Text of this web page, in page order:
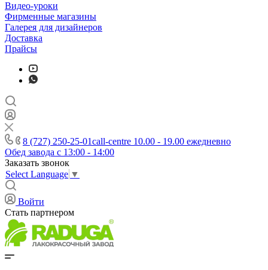
Видео-уроки
Фирменные магазины
Галерея для дизайнеров
Доставка
Прайсы
8 (727) 250-25-01call-centre 10.00 - 19.00 ежедневно
Обед завода с 13:00 - 14:00
Заказать звонок
Select Language ▼
Войти
Стать партнером